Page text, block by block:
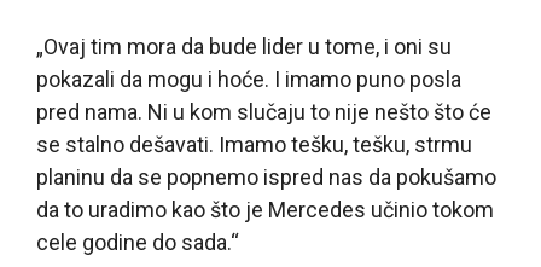
„Ovaj tim mora da bude lider u tome, i oni su
pokazali da mogu i hoće. I imamo puno posla
pred nama. Ni u kom slučaju to nije nešto što će
se stalno dešavati. Imamo tešku, tešku, strmu
planinu da se popnemo ispred nas da pokušamo
da to uradimo kao što je Mercedes učinio tokom
cele godine do sada.“